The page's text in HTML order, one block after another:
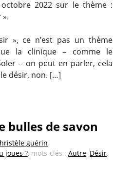
2022 sur le thème :
», ce n’est pas un thème
la clinique – comme le
– on peut en parler, cela
désir, non. […]
bulles de savon
guérin
joues ?, mots-clés : Autre, Désir,